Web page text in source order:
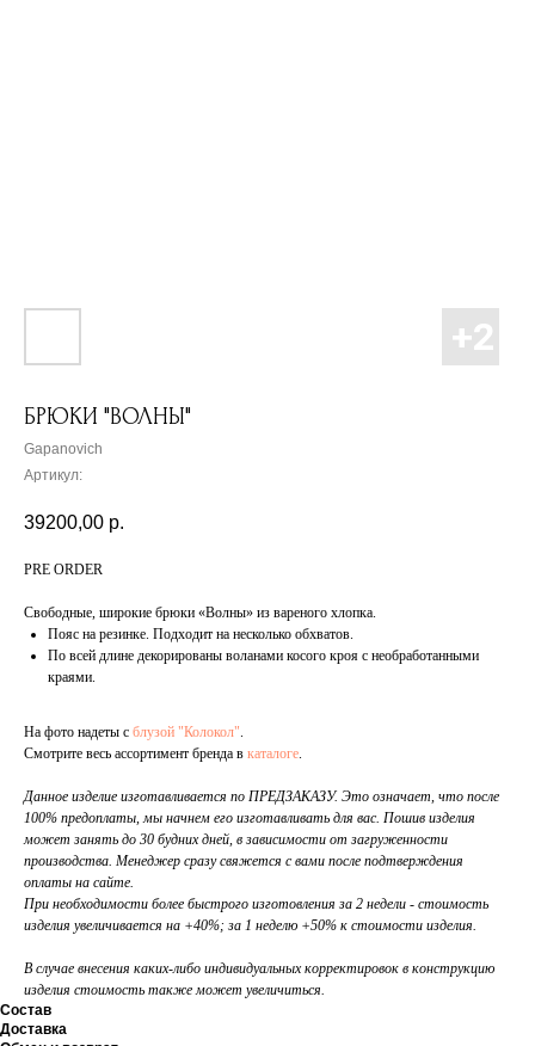
БРЮКИ "ВОЛНЫ"
Gapanovich
Артикул:
39200,00 р.
PRE ORDER
Свободные, широкие брюки «Волны» из вареного хлопка.
Пояс на резинке. Подходит на несколько обхватов.
По всей длине декорированы воланами косого кроя с необработанными
краями.
На фото надеты с блузой "Колокол"
Смотрите весь ассортимент бренда в каталоге
Данное изделие изготавливается по ПРЕДЗАКАЗУ. Это означает, что после
100% предоплаты, мы начнем его изготавливать для вас. Пошив изделия
может занять до 30 будних дней, в зависимости от загруженности
производства. Менеджер сразу свяжется с вами после подтверждения
оплаты на сайте.
При необходимости более быстрого изготовления за 2 недели - стоимость
изделия увеличивается на +40%; за 1 неделю +50% к стоимости изделия.
В случае внесения каких-либо индивидуальных корректировок в конструкцию
изделия стоимость также может увеличиться.
Состав
Доставка